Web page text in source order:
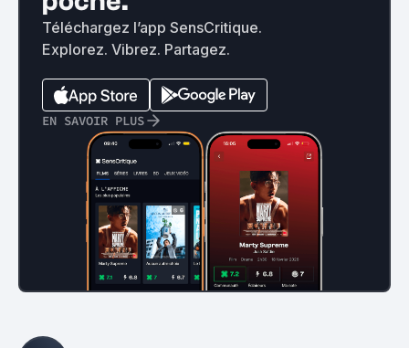
Téléchargez l’app SensCritique.
Explorez. Vibrez. Partagez.
EN SAVOIR PLUS